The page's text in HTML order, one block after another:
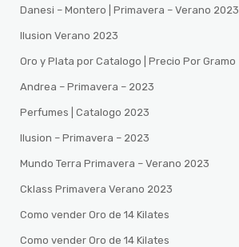
Danesi – Montero | Primavera – Verano 2023
Ilusion Verano 2023
Oro y Plata por Catalogo | Precio Por Gramo
Andrea – Primavera – 2023
Perfumes | Catalogo 2023
Ilusion – Primavera – 2023
Mundo Terra Primavera – Verano 2023
Cklass Primavera Verano 2023
Como vender Oro de 14 Kilates
Como vender Oro de 14 Kilates